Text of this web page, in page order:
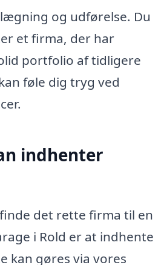
og udførelse. Du
et firma, der har
portfolio af tidligere
føle dig tryg ved
indhenter
det rette firma til en
i Rold er at indhente
kan gøres via vores